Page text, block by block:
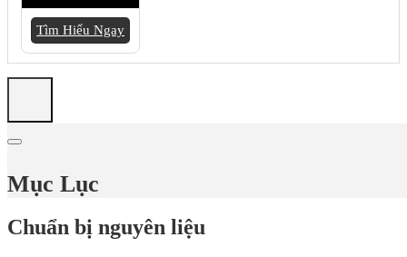
Tìm Hiểu Ngay
Mục Lục
Chuẩn bị nguyên liệu